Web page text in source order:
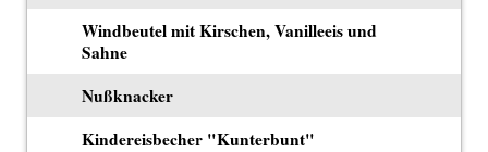
Windbeutel mit Kirschen, Vanilleeis und
Sahne
Nußknacker
Kindereisbecher "Kunterbunt"